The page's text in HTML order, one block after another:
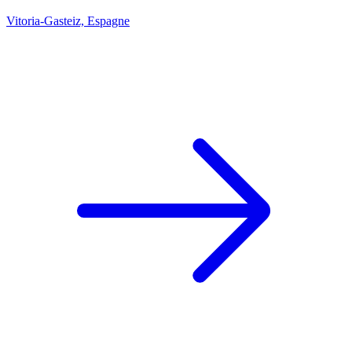
Vitoria-Gasteiz, Espagne